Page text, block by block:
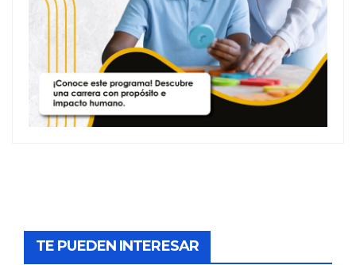
TE PUEDEN INTERESAR